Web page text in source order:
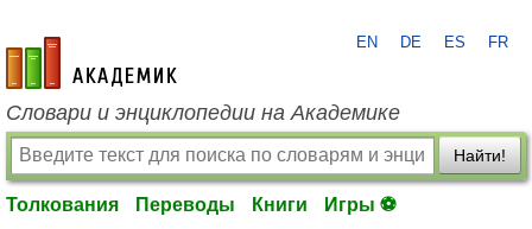
academic.ru
EN DE ES FR
Словари и энциклопедии на Академике
Найти!
Толкования Переводы Книги Игры ⚽